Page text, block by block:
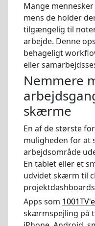
Mange
mens de holder
tilgængelig til
arbejde. Denne
behageligt
eller
Nemmere
skærme
En af de største
muligheden for at
arbejdsområde
En tablet eller et
udvidet skærm til
Apps som
skærmspejling på